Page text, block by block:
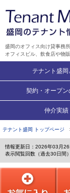
盛岡のオフィス向け貸事務
オフィスビル、飲食店や物
テナント盛岡
契約・オープン
仲介実績
テナント盛岡 トップページ
情報更新日：2026年03月26
表示閲覧回数（過去30日間